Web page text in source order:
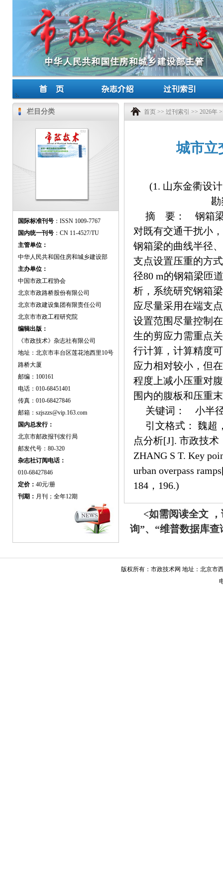
栏目分类
国际标准刊号 ：ISSN 1009-7767
国内统一刊号 ：CN 11-4527/TU
主管单位：
中华人民共和国住房和城乡建设部
主办单位：
中国市政工程协会
北京市政路桥股份有限公司
北京市政建设集团有限责任公司
北京市市政工程研究院
编辑出版：
《市政技术》杂志社有限公司
地址：北京市丰台区莲花池西里10号
路桥大厦
邮编：100161
电话：010-68451401
传真：010-68427846
邮箱：szjszzs@vip.163.com
国内总发行：
北京市邮政报刊发行局
邮发代号：80-320
杂志社订阅电话：
010-68427846
定价： 40元/册
刊期： 月刊；全年12期
首页 >> 过刊索引 >> 2026年
城市立
(1. 山东金衢设
勘
摘 要： 钢箱梁
对既有交通干扰小
钢箱梁的曲线半径
支点设置压重的方
径80 m的钢箱梁匝
析，系统研究钢箱
应尽量采用在端支
设置范围尽量控制
生的剪应力需重点
行计算，计算精度
应力相对较小，但
程度上减小压重对
围内的腹板和压重
关键词： 小半
引文格式： 魏超
点分析[J]. 市政技术
ZHANG S T. Key
urban overpass
184，196.)
<如需阅读全文
询”、“维普数据库
版权所有：市政技术网 地址：北京市